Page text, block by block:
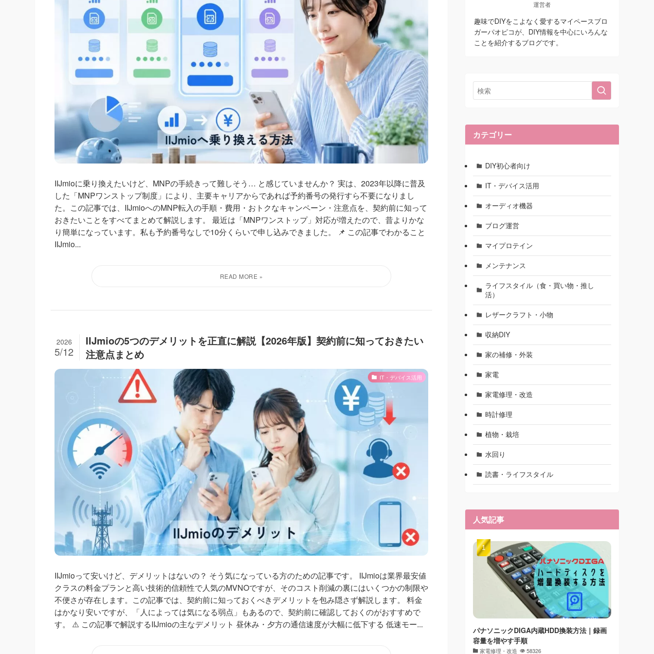
IIJmioに乗り換えたいけど、MNPの手続きって難しそう… と感じていませんか？ 実は、2023年以降に普及
した「MNPワンストップ制度」により、主要キャリアからであれば予約番号の発行すら不要になりまし
た。この記事では、IIJmioへのMNP転入の手順・費用・おトクなキャンペーン・注意点を、契約前に知って
おきたいことをすべてまとめて解説します。 最近は「MNPワンストップ」対応が増えたので、昔よりかな
り簡単になっています。私も予約番号なしで10分くらいで申し込みできました。 📌 この記事でわかること
IIJmio...
IIJmioの5つのデメリットを正直に解説【2026年版】契約前に知っておきたい
注意点まとめ
2026
5/12
IT・デバイス活用
IIJmioって安いけど、デメリットはないの？ そう気になっている方のための記事です。 IIJmioは業界最安値
クラスの料金プランと高い技術的信頼性で人気のMVNOですが、そのコスト削減の裏にはいくつかの制限や
不便さが存在します。この記事では、契約前に知っておくべきデメリットを包み隠さず解説します。 料金
はかなり安いですが、「人によっては気になる弱点」もあるので、契約前に確認しておくのがおすすめで
す。 ⚠️ この記事で解説するIIJmioの主なデメリット 昼休み・夕方の通信速度が大幅に低下する 低速モー...
運営者
趣味でDIYをこよなく愛するマイペースブロ
ガーパオピコが、DIY情報を中心にいろんな
ことを紹介するブログです。
カテゴリー
DIY初心者向け
IT・デバイス活用
オーディオ機器
ブログ運営
マイプロテイン
メンテナンス
ライフスタイル（食・買い物・推し
活）
レザークラフト・小物
収納DIY
家の補修・外装
家電
家電修理・改造
時計修理
植物・栽培
水回り
読書・ライフスタイル
人気記事
パナソニックDIGA内蔵HDD換装方法｜録画
容量を増やす手順
家電修理・改造 58326